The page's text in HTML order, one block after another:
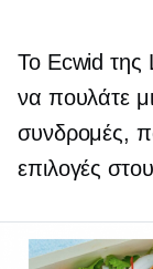
Το Ecwid της
να πουλάτε
συνδρομές,
επιλογές